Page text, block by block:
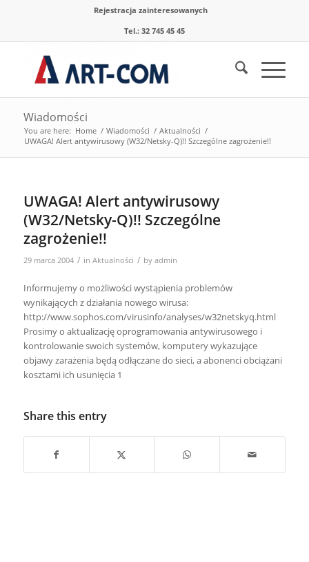
Rejestracja zainteresowanych
Tel.: 32 745 45 45
Wiadomości
You are here: Home / Wiadomości / Aktualności /
UWAGA! Alert antywirusowy (W32/Netsky-Q)!! Szczególne zagrożenie!!
UWAGA! Alert antywirusowy
(W32/Netsky-Q)!! Szczególne
zagrożenie!!
29 marca 2004 / in Aktualności / by admin
Informujemy o możliwości wystąpienia problemów
wynikających z działania nowego wirusa:
http://www.sophos.com/virusinfo/analyses/w32netskyq.html
Prosimy o aktualizację oprogramowania antywirusowego i
kontrolowanie swoich systemów, komputery wykazujące
objawy zarażenia będą odłączane do sieci, a abonenci obciążani
kosztami ich usunięcia 1
Share this entry